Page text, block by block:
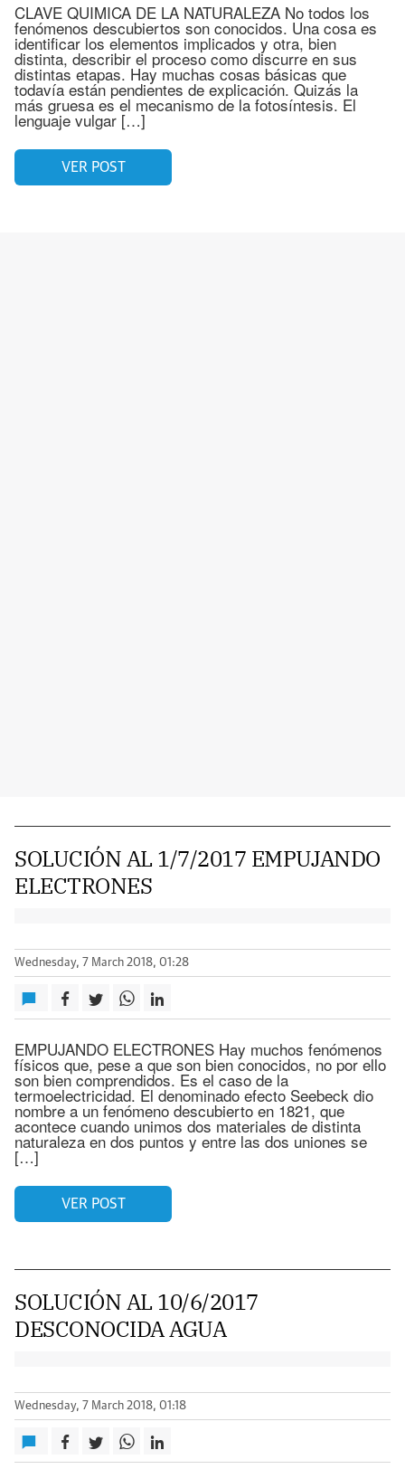
CLAVE QUIMICA DE LA NATURALEZA No todos los
fenómenos descubiertos son conocidos. Una cosa es
identificar los elementos implicados y otra, bien
distinta, describir el proceso como discurre en sus
distintas etapas. Hay muchas cosas básicas que
todavía están pendientes de explicación. Quizás la
más gruesa es el mecanismo de la fotosíntesis. El
lenguaje vulgar […]
VER POST
SOLUCIÓN AL 1/7/2017 EMPUJANDO
ELECTRONES
Wednesday, 7 March 2018, 01:28
EMPUJANDO ELECTRONES Hay muchos fenómenos
físicos que, pese a que son bien conocidos, no por ello
son bien comprendidos. Es el caso de la
termoelectricidad. El denominado efecto Seebeck dio
nombre a un fenómeno descubierto en 1821, que
acontece cuando unimos dos materiales de distinta
naturaleza en dos puntos y entre las dos uniones se
[…]
VER POST
SOLUCIÓN AL 10/6/2017
DESCONOCIDA AGUA
Wednesday, 7 March 2018, 01:18